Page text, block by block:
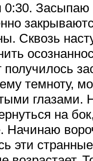
0:30. Засыпаю
Сквозь
получилось
темноту,
глазами.
на
Начинаю
эти